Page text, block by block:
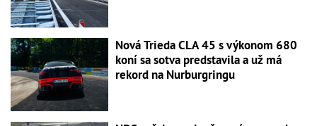
Nová Trieda CLA 45 s výkonom 680
koní sa sotva predstavila a už má
rekord na Nurburgringu